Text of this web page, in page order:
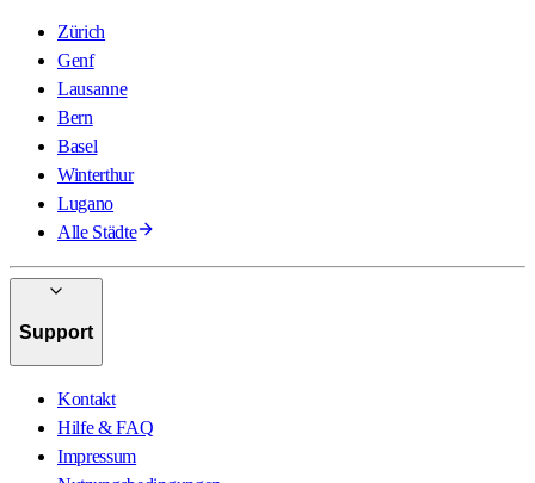
Zürich
Genf
Lausanne
Bern
Basel
Winterthur
Lugano
Alle Städte
Support
Kontakt
Hilfe & FAQ
Impressum